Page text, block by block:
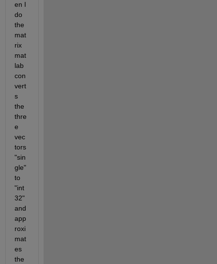
en I
do
the
mat
rix
mat
lab
con
vert
s
the
thre
e
vec
tors
"sin
gle"
to
"int
32"
and
app
roxi
mat
es
the